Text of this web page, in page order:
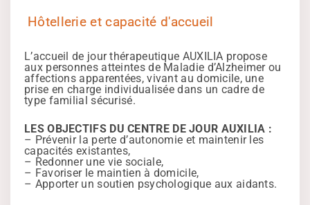
Hôtellerie et capacité d'accueil
L’accueil de jour thérapeutique AUXILIA propose
aux personnes atteintes de Maladie d’Alzheimer ou
affections apparentées, vivant au domicile, une
prise en charge individualisée dans un cadre de
type familial sécurisé.
LES OBJECTIFS DU CENTRE DE JOUR AUXILIA :
– Prévenir la perte d’autonomie et maintenir les
capacités existantes,
– Redonner une vie sociale,
– Favoriser le maintien à domicile,
– Apporter un soutien psychologique aux aidants.